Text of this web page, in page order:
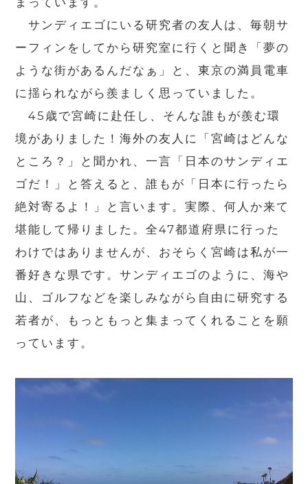
サンディエゴにいる研究者の友人は、毎朝サ
ーフィンをしてから研究室に行くと聞き「夢の
ような街があるんだなぁ」と、東京の満員電車
に揺られながら羨ましく思っていました。
45歳で宮崎に赴任し、そんな誰もが羨む環
境がありました！海外の友人に「宮崎はどんな
ところ？」と聞かれ、一言「日本のサンディエ
ゴだ！」と答えると、誰もが「日本に行ったら
絶対寄るよ！」と言います。実際、何人か来て
堪能して帰りました。全47都道府県に行った
わけではありませんが、おそらく宮崎は私が一
番好きな県です。サンディエゴのように、海や
山、ゴルフなどを楽しみながら自由に研究する
若者が、もっともっと集まってくれることを願
っています。